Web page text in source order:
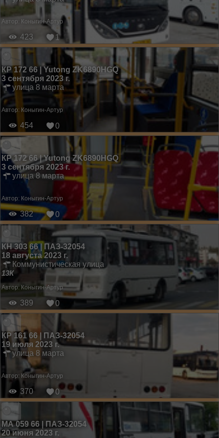
Автор: Коныгин-Артур
423 1
КР 172 66 | Yutong ZK6890HGQ
3 сентября 2023 г.
улица 8 марта
Автор: Коныгин-Артур
454 0
КР 172 66 | Yutong ZK6890HGQ
3 сентября 2023 г.
улица 8 марта
Автор: Коныгин-Артур
382 0
КН 303 66 | ПАЗ-32054
18 августа 2023 г.
Коммунистическая улица
13К
Автор: Коныгин-Артур
389 0
КР 161 66 | ПАЗ-32054
19 июля 2023 г.
улица 8 марта
Автор: Коныгин-Артур
370 0
МА 059 66 | ПАЗ-32054
20 июня 2023 г.